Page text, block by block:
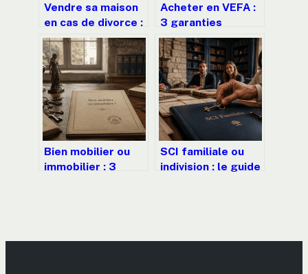
Vendre sa maison
en cas de divorce :
3 leviers pour
réussir, éviter les
pièges et
sécuriser votre
avenir
Acheter en VEFA :
3 garanties
indispensables et
4 leviers fiscaux
pour sécuriser
votre
investissement
Bien mobilier ou
immobilier : 3
SCI familiale ou
indivision : le guide